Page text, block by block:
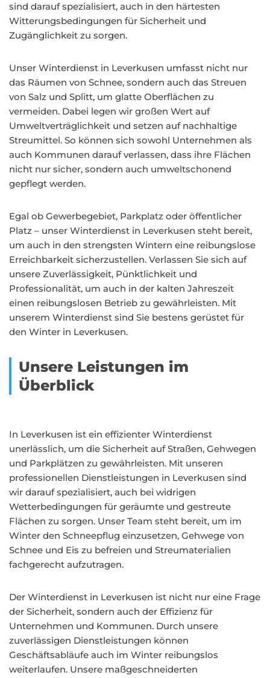
sind darauf spezialisiert, auch in den härtesten
Witterungsbedingungen für Sicherheit und
Zugänglichkeit zu sorgen.
Unser Winterdienst in Leverkusen umfasst nicht nur
das Räumen von Schnee, sondern auch das Streuen
von Salz und Splitt, um glatte Oberflächen zu
vermeiden. Dabei legen wir großen Wert auf
Umweltverträglichkeit und setzen auf nachhaltige
Streumittel. So können sich sowohl Unternehmen als
auch Kommunen darauf verlassen, dass ihre Flächen
nicht nur sicher, sondern auch umweltschonend
gepflegt werden.
Egal ob Gewerbegebiet, Parkplatz oder öffentlicher
Platz – unser Winterdienst in Leverkusen steht bereit,
um auch in den strengsten Wintern eine reibungslose
Erreichbarkeit sicherzustellen. Verlassen Sie sich auf
unsere Zuverlässigkeit, Pünktlichkeit und
Professionalität, um auch in der kalten Jahreszeit
einen reibungslosen Betrieb zu gewährleisten. Mit
unserem Winterdienst sind Sie bestens gerüstet für
den Winter in Leverkusen.
Unsere Leistungen im
Überblick
In Leverkusen ist ein effizienter Winterdienst
unerlässlich, um die Sicherheit auf Straßen, Gehwegen
und Parkplätzen zu gewährleisten. Mit unseren
professionellen Dienstleistungen in Leverkusen sind
wir darauf spezialisiert, auch bei widrigen
Wetterbedingungen für geräumte und gestreute
Flächen zu sorgen. Unser Team steht bereit, um im
Winter den Schneepflug einzusetzen, Gehwege von
Schnee und Eis zu befreien und Streumaterialien
fachgerecht aufzutragen.
Der Winterdienst in Leverkusen ist nicht nur eine Frage
der Sicherheit, sondern auch der Effizienz für
Unternehmen und Kommunen. Durch unsere
zuverlässigen Dienstleistungen können
Geschäftsabläufe auch im Winter reibungslos
weiterlaufen. Unsere maßgeschneiderten